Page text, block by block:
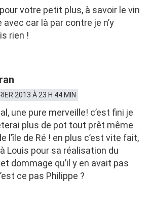
votre petit plus, à savoir le vin
avec car là par contre je n’y
rien !
2013 À 23 H 44 MIN
une pure merveille! c’est fini je
plus de pot tout prêt même
l’île de Ré ! en plus c’est vite fait,
Louis pour sa réalisation du
dommage qu’il y en avait pas
ce pas Philippe ?